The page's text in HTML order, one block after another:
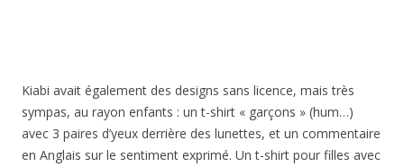
Kiabi avait également des designs sans licence, mais très
sympas, au rayon enfants : un t-shirt « garçons » (hum…)
avec 3 paires d’yeux derrière des lunettes, et un commentaire
en Anglais sur le sentiment exprimé. Un t-shirt pour filles avec